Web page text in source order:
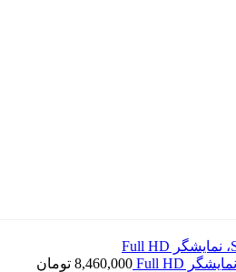
8,460,000 تومان